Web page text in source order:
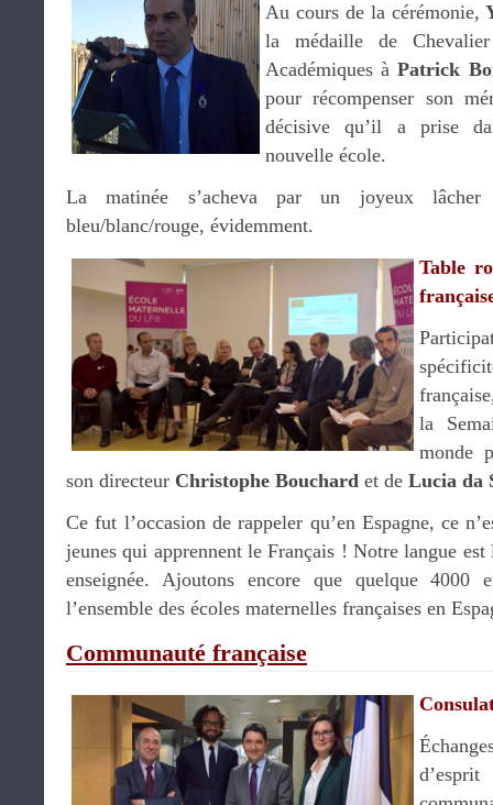
Au cours de la cérémonie,
la médaille de
Académiques àPatrick
pour récompenser son
décisive qu’il a prise
nouvelle école.
La matinée s’acheva par un joyeux
bleu/blanc/rouge, évidemment.
Table
la
monde
son directeur Christophe Bouchard et de Lucia da
Ce fut l’occasion de rappeler qu’en Espagne, ce
jeunes qui apprennent le Français ! Notre langue est
enseignée. Ajoutons encore que quelque 4000
l’ensemble des écoles maternelles françaises en
Communauté française